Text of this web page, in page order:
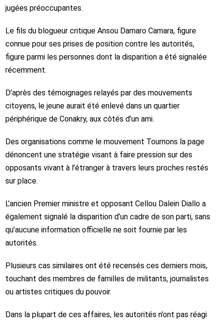
jugées préoccupantes.
Le fils du blogueur critique Ansou Damaro Camara, figure
connue pour ses prises de position contre les autorités,
figure parmi les personnes dont la disparition a été signalée
récemment.
D’après des témoignages relayés par des mouvements
citoyens, le jeune aurait été enlevé dans un quartier
périphérique de Conakry, aux côtés d’un ami.
Des organisations comme le mouvement Tournons la page
dénoncent une stratégie visant à faire pression sur des
opposants vivant à l’étranger à travers leurs proches restés
sur place.
L’ancien Premier ministre et opposant Cellou Dalein Dialloa
également signalé la disparition d’un cadre de son parti, sans
qu’aucune information officielle ne soit fournie par les
autorités.
Plusieurs cas similaires ont été recensés ces derniers mois,
touchant des membres de familles de militants, journalistes
ou artistes critiques du pouvoir.
Dans la plupart de ces affaires, les autorités n’ont pas réagi